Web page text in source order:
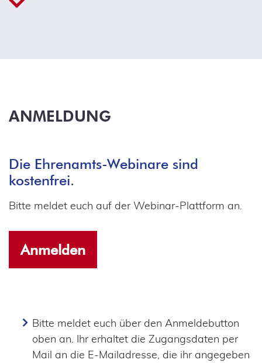
ANMELDUNG
Die Ehrenamts-Webinare sind
kostenfrei.
Bitte meldet euch auf der Webinar-Plattform an.
Anmelden
Bitte meldet euch über den Anmeldebutton
oben an. Ihr erhaltet die Zugangsdaten per
Mail an die E-Mailadresse, die ihr angegeben